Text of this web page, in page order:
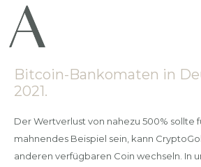
Bitcoin-Bankomaten in
2021.
Der Wertverlust von nahezu 500% sollte
mahnendes Beispiel sein, kann
anderen verfügbaren Coin wechseln. In